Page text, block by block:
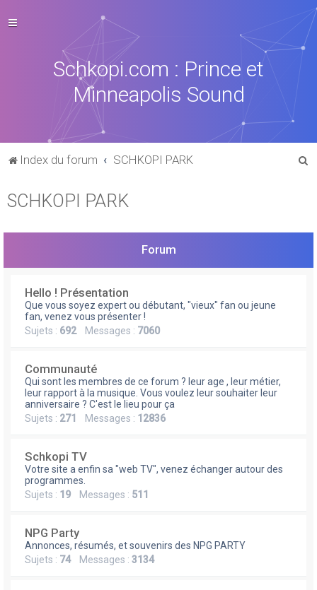
Schkopi.com : Prince et
Minneapolis Sound
Index du forum SCHKOPI PARK
SCHKOPI PARK
Forum
Hello ! Présentation
Que vous soyez expert ou débutant, "vieux" fan ou jeune
fan, venez vous présenter !
Sujets : 692Messages : 7060
Communauté
Qui sont les membres de ce forum ? leur age , leur métier,
leur rapport à la musique. Vous voulez leur souhaiter leur
anniversaire ? C'est le lieu pour ça
Sujets : 271 Messages : 12836
Schkopi TV
Votre site a enfin sa "web TV", venez échanger autour des
programmes.
Sujets : 19 Messages : 511
NPG Party
Annonces, résumés, et souvenirs des NPG PARTY
Sujets : 74Messages : 3134